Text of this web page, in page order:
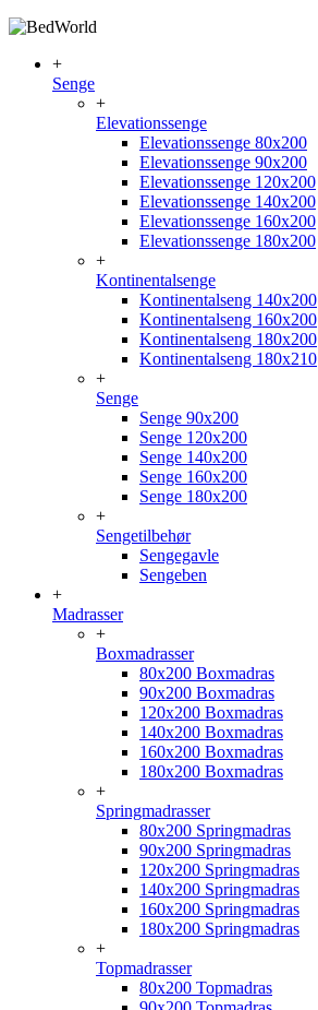
+
Senge
+
Elevationssenge
Elevationssenge 80x200
Elevationssenge 90x200
Elevationssenge 120x200
Elevationssenge 140x200
Elevationssenge 160x200
Elevationssenge 180x200
+
Kontinentalsenge
Kontinentalseng 140x200
Kontinentalseng 160x200
Kontinentalseng 180x200
Kontinentalseng 180x210
+
Senge
Senge 90x200
Senge 120x200
Senge 140x200
Senge 160x200
Senge 180x200
+
Sengetilbehør
Sengegavle
Sengeben
+
Madrasser
+
Boxmadrasser
80x200 Boxmadras
90x200 Boxmadras
120x200 Boxmadras
140x200 Boxmadras
160x200 Boxmadras
180x200 Boxmadras
+
Springmadrasser
80x200 Springmadras
90x200 Springmadras
120x200 Springmadras
140x200 Springmadras
160x200 Springmadras
180x200 Springmadras
+
Topmadrasser
80x200 Topmadras